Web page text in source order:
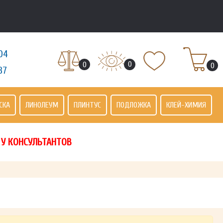
0 0 0
ЛИНОЛЕУМ ПЛИНТУС ПОДЛОЖКА КЛЕЙ-ХИМИЯ
КОНСУЛЬТАНТОВ